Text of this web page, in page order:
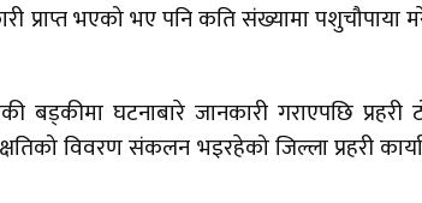
प्राप्त भएको भए पनि कति संख्यामा पशुचौपाया
बड्कीमा घटनाबारे जानकारी गराएपछि प्रहरी
विवरण संकलन भइरहेको जिल्ला प्रहरी